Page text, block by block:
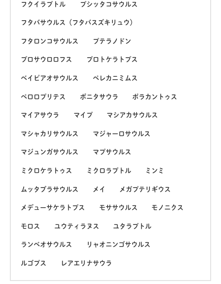
フクイラプトル プシッタコサウルス
フタバサウルス（フタバスズキリュウ）
フタロンコサウルス プテラノドン
プロサウロロフス プロトケラトプス
ベイピアオサウルス ペレカニミムス
ペロロプリテス ボニタサウラ ポラカントゥス
マイアサウラ マイプ マシアカサウルス
マシャカリサウルス マジャーロサウルス
マジュンガサウルス マプサウルス
ミクロケラトゥス ミクロラプトル ミンミ
ムッタブラサウルス メイ メガプテリギウス
メデューサケラトプス モササウルス モノニクス
モロス ユウティラヌス ユタラプトル
ランベオサウルス リャオニンゴサウルス
ルゴプス レアエリナサウラ